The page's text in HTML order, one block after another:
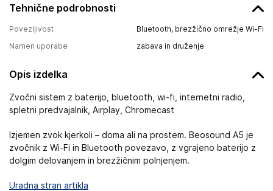
Tehnične podrobnosti
Povezljivost
Bluetooth, brezžično omrežje Wi-Fi
Namen uporabe
zabava in druženje
Opis izdelka
Zvočni sistem z baterijo, bluetooth, wi-fi, internetni radio,
spletni predvajalnik, Airplay, Chromecast
Izjemen zvok kjerkoli – doma ali na prostem. Beosound A5 je
zvočnik z Wi-Fi in Bluetooth povezavo, z vgrajeno baterijo z
dolgim delovanjem in brezžičnim polnjenjem.
Uradna stran artikla